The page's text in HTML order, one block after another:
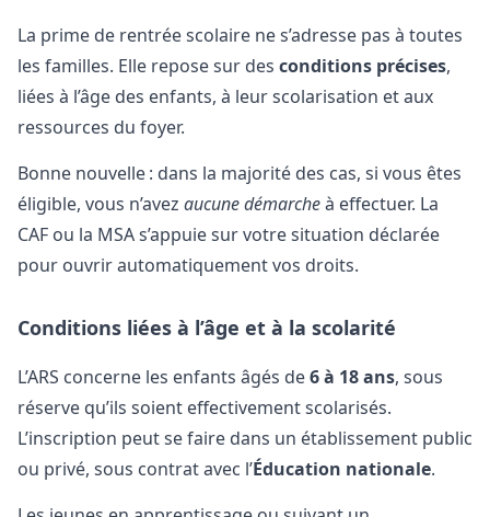
La prime de rentrée scolaire ne s’adresse pas à toutes
les familles. Elle repose sur des conditions précises,
liées à l’âge des enfants, à leur scolarisation et aux
ressources du foyer.
Bonne nouvelle : dans la majorité des cas, si vous êtes
éligible, vous n’avez aucune démarcheà effectuer. La
CAF ou la MSA s’appuie sur votre situation déclarée
pour ouvrir automatiquement vos droits.
Conditions liées à l’âge et à la scolarité
L’ARS concerne les enfants âgés de6 à 18 ans, sous
réserve qu’ils soient effectivement scolarisés.
L’inscription peut se faire dans un établissement public
ou privé, sous contrat avec l’Éducation nationale.